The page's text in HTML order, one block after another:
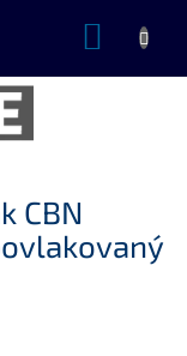
CBN